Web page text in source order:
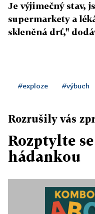
Je výjimečný stav,
supermarkety a
skleněná drť,"
#exploze #výbuch
Rozrušily vás
Rozptylte
hádankou